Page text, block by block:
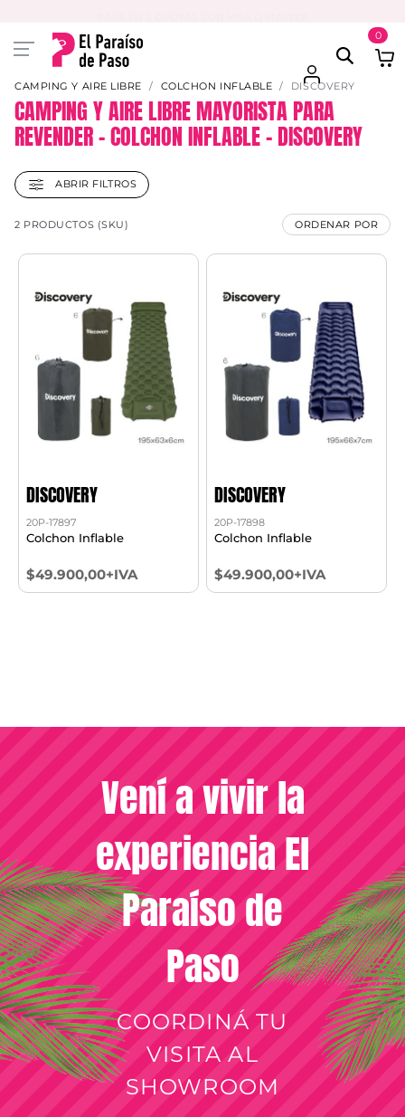
0
CAMPING Y AIRE LIBRE COLCHON INFLABLE DISCOVERY
CAMPING Y AIRE LIBRE MAYORISTA PARA
REVENDER – COLCHON INFLABLE – DISCOVERY
ABRIR FILTROS
2 PRODUCTOS (SKU) ORDENAR POR
DISCOVERY
20P-17897
Colchon Inflable
$49.900,00+IVA
DISCOVERY
20P-17898
Colchon Inflable
$49.900,00+IVA
Vení a vivir la
experiencia El
Paraíso de
Paso
COORDINÁ TU
VISITA AL
SHOWROOM